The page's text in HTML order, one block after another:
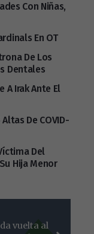
Con Niñas,
En OT
De Los
Dentales
A Irak Ante El
De COVID-
Del
Hija Menor
da vuelta al